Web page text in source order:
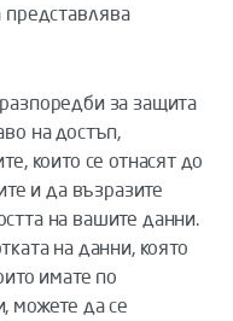
за защита
на достъп,
които се отнасят до
и да възразите
на вашите данни.
на данни, която
имате по
можете да се